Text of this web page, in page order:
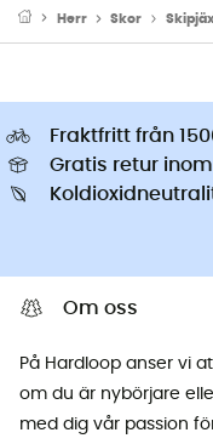
Herr Skor
Fraktfritt från
Gratis retur
Om oss
På Hardloop anser vi
om du är nybörjare
med dig vår passion